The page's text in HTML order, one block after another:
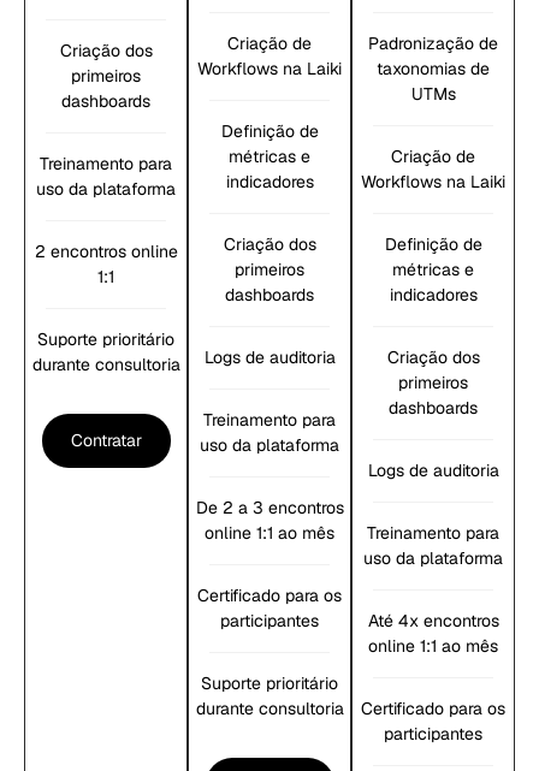
Criação dos
primeiros
dashboards
Treinamento para
uso da plataforma
2 encontros online
1:1
Suporte prioritário
durante consultoria
Contratar
Criação de
Workflows na Laiki
Definição de
métricas e
indicadores
Criação dos
primeiros
dashboards
Logs de auditoria
Treinamento para
uso da plataforma
De 2 a 3 encontros
online 1:1 ao mês
Certificado para os
participantes
Suporte prioritário
durante consultoria
Padronização de
taxonomias de
UTMs
Criação de
Workflows na Laiki
Definição de
métricas e
indicadores
Criação dos
primeiros
dashboards
Logs de auditoria
Treinamento para
uso da plataforma
Até 4x encontros
online 1:1 ao mês
Certificado para os
participantes